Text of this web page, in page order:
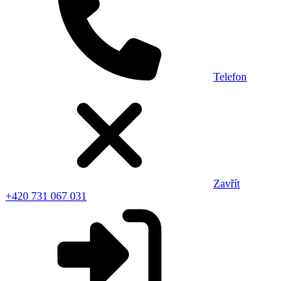
Telefon
Zavřít
+420 731 067 031